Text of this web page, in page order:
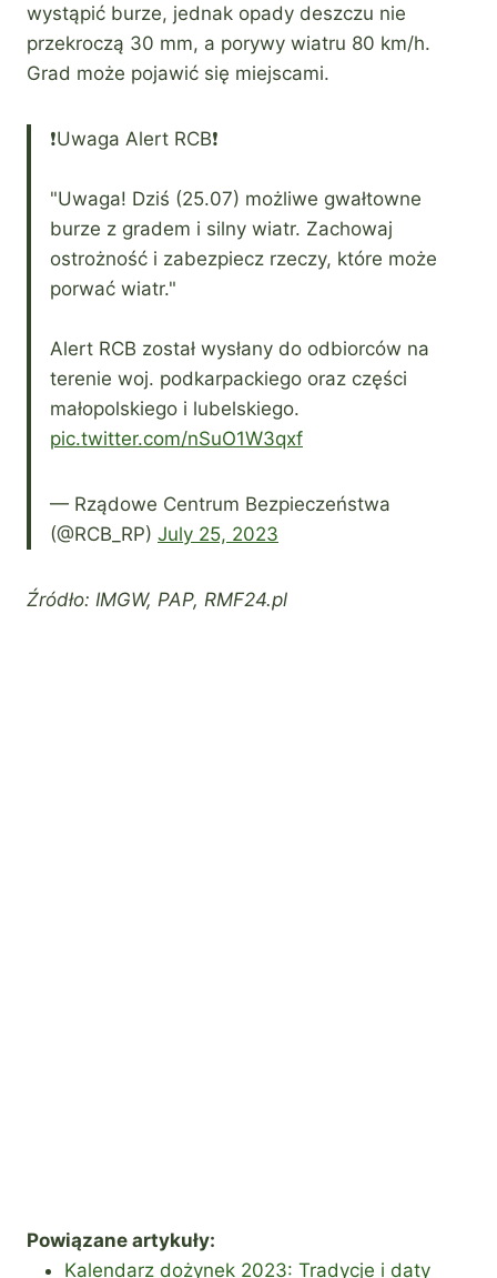
wystąpić burze, jednak opady deszczu nie
przekroczą 30 mm, a porywy wiatru 80 km/h.
Grad może pojawić się miejscami.
❗Uwaga Alert RCB❗
"Uwaga! Dziś (25.07) możliwe gwałtowne
burze z gradem i silny wiatr. Zachowaj
ostrożność i zabezpiecz rzeczy, które może
porwać wiatr."
Alert RCB został wysłany do odbiorców na
terenie woj. podkarpackiego oraz części
małopolskiego i lubelskiego.
pic.twitter.com/nSuO1W3qxf
— Rządowe Centrum Bezpieczeństwa
(@RCB_RP) July 25, 2023
Źródło: IMGW, PAP, RMF24.pl
Powiązane artykuły:
Kalendarz dożynek 2023: Tradycje i daty